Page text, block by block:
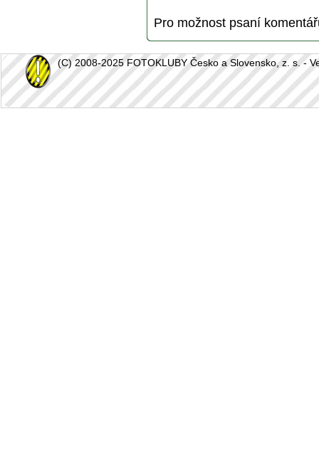
Pro možnost psaní
(C) 2008-2025 FOTOKLUBY Česko a Slovensko, z. s. -